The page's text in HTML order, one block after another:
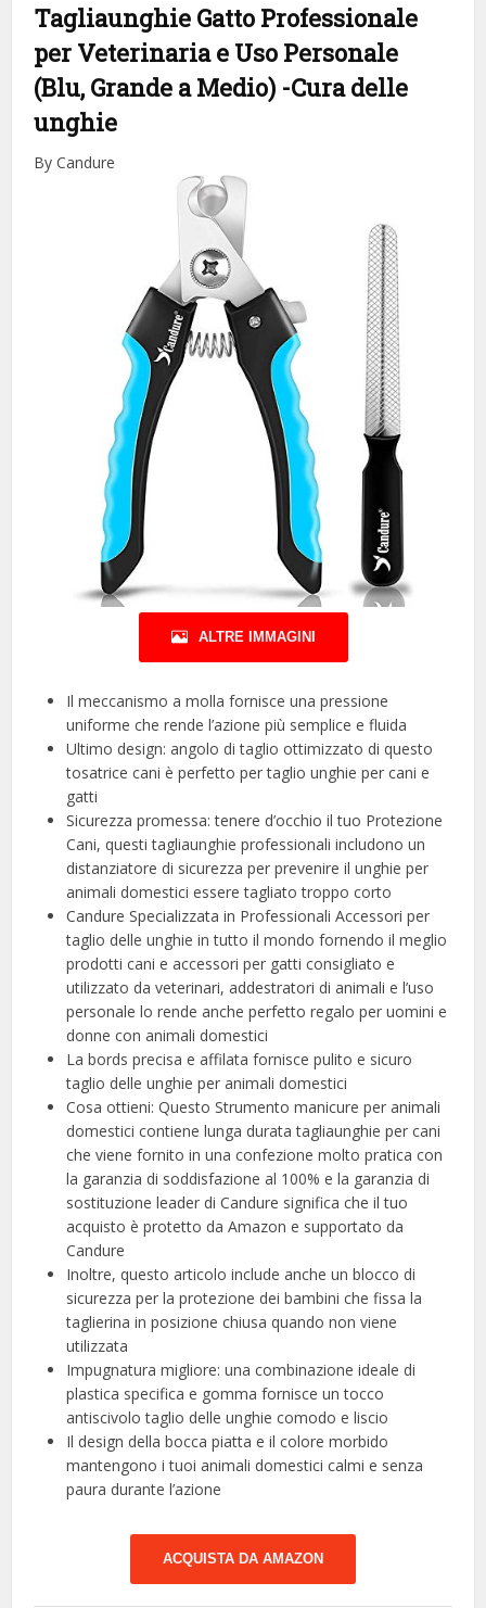
Tagliaunghie Gatto Professionale
per Veterinaria e Uso Personale
(Blu, Grande a Medio) -Cura delle
unghie
By Candure
ALTRE IMMAGINI
Il meccanismo a molla fornisce una pressione
uniforme che rende l’azione più semplice e fluida
Ultimo design: angolo di taglio ottimizzato di questo
tosatrice cani è perfetto per taglio unghie per cani e
gatti
Sicurezza promessa: tenere d’occhio il tuo Protezione
Cani, questi tagliaunghie professionali includono un
distanziatore di sicurezza per prevenire il unghie per
animali domestici essere tagliato troppo corto
Candure Specializzata in Professionali Accessori per
taglio delle unghie in tutto il mondo fornendo il meglio
prodotti cani e accessori per gatti consigliato e
utilizzato da veterinari, addestratori di animali e l’uso
personale lo rende anche perfetto regalo per uomini e
donne con animali domestici
La bords precisa e affilata fornisce pulito e sicuro
taglio delle unghie per animali domestici
Cosa ottieni: Questo Strumento manicure per animali
domestici contiene lunga durata tagliaunghie per cani
che viene fornito in una confezione molto pratica con
la garanzia di soddisfazione al 100% e la garanzia di
sostituzione leader di Candure significa che il tuo
acquisto è protetto da Amazon e supportato da
Candure
Inoltre, questo articolo include anche un blocco di
sicurezza per la protezione dei bambini che fissa la
taglierina in posizione chiusa quando non viene
utilizzata
Impugnatura migliore: una combinazione ideale di
plastica specifica e gomma fornisce un tocco
antiscivolo taglio delle unghie comodo e liscio
Il design della bocca piatta e il colore morbido
mantengono i tuoi animali domestici calmi e senza
paura durante l’azione
ACQUISTA DA AMAZON